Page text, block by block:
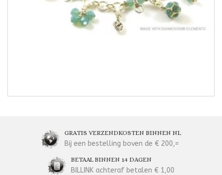
GRATIS VERZENDKOSTEN BINNEN NL
Bij een bestelling boven de € 200,=
BETAAL BINNEN 14 DAGEN
BILLINK achteraf betalen € 1,00